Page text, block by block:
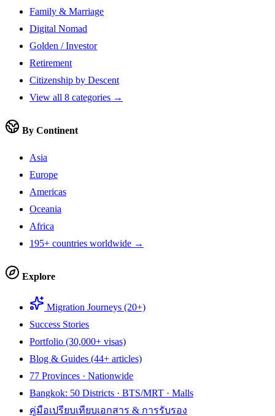
Family & Marriage
Digital Nomad
Golden / Investor
Retirement
Citizenship by Descent
View all 8 categories →
By Continent
Asia
Europe
Americas
Oceania
Africa
195+ countries worldwide →
Explore
Migration Journeys (20+)
Success Stories
Portfolio (30,000+ visas)
Blog & Guides (44+ articles)
77 Provinces · Nationwide
Bangkok: 50 Districts · BTS/MRT · Malls
คู่มือเปรียบเทียบเอกสาร & การรับรอง